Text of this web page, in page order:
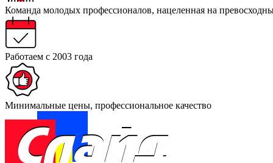
Команда молодых профессионалов, нацеленная на
Работаем с 2003 года
Минимальные цены, профессиональное качество